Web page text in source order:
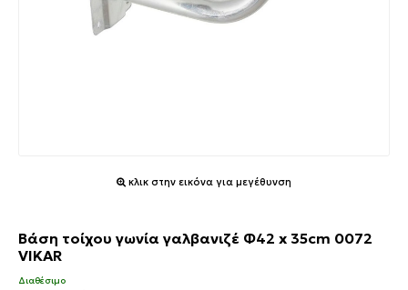
κλικ στην εικόνα για μεγέθυνση
Βάση τοίχου γωνία γαλβανιζέ Φ42 x 35cm 0072
VIKAR
Διαθέσιμο